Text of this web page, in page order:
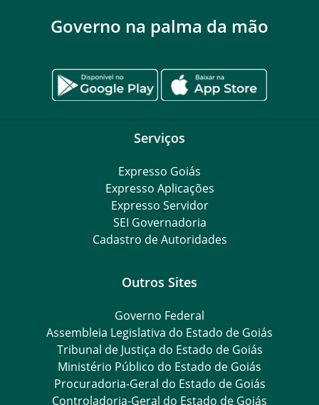
Governo na palma da mão
Serviços
Expresso Goiás
Expresso Aplicações
Expresso Servidor
SEI Governadoria
Cadastro de Autoridades
Outros Sites
Governo Federal
Assembleia Legislativa do Estado de Goiás
Tribunal de Justiça do Estado de Goiás
Ministério Público do Estado de Goiás
Procuradoria-Geral do Estado de Goiás
Controladoria-Geral do Estado de Goiás